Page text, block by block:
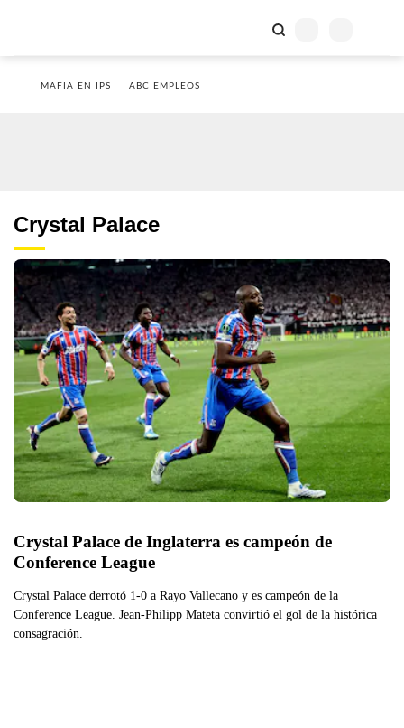
MAFIA EN IPS ABC EMPLEOS
Crystal Palace
Crystal Palace de Inglaterra es campeón de
Conference League
Crystal Palace derrotó 1-0 a Rayo Vallecano y es campeón de la
Conference League. Jean-Philipp Mateta convirtió el gol de la histórica
consagración.